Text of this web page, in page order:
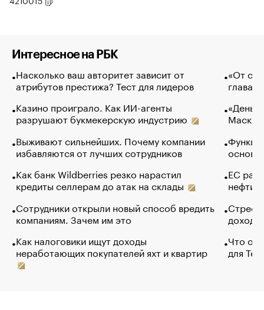
Интересное на РБК
Насколько ваш авторитет зависит от
атрибутов престижа? Тест для лидеров
Казино проиграло. Как ИИ-агенты
разрушают букмекерскую индустрию
Выживают сильнейших. Почему компании
избавляются от лучших сотрудников
Как банк Wildberries резко нарастил
кредиты селлерам до атак на склады
Сотрудники открыли новый способ вредить
компаниям. Зачем им это
Как налоговики ищут доходы
неработающих покупателей яхт и квартир
«От
глава
Маск в
основ
ЕС
нефти
Что
для